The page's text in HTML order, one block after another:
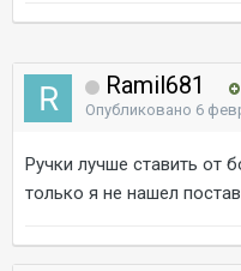
Ramil681
Опубликовано 6
Ручки лучше ставить от
только я не нашел